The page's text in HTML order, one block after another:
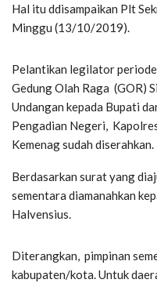
Hal itu ddisampaikan Plt
Minggu (13/10/2019).
Pelantikan legilator
Gedung Olah Raga (GOR)
Undangan kepada Bupati
Pengadian Negeri,
Kemenag sudah diserahkan.
Berdasarkan surat yang
sementara diamanahkan
Halvensius.
Diterangkan, pimpinan
kabupaten/kota. Untuk